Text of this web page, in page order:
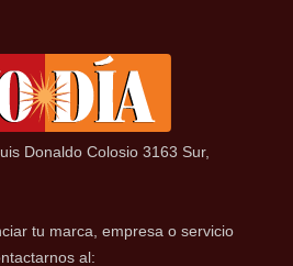
Donaldo Colosio 3163 Sur,
tu marca, empresa o servicio
al: